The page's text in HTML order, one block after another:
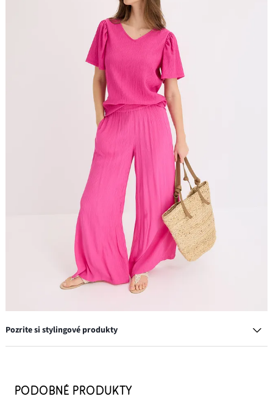
Pozrite si stylingové produkty
22,99 €
PODOBNÉ PRODUKTY